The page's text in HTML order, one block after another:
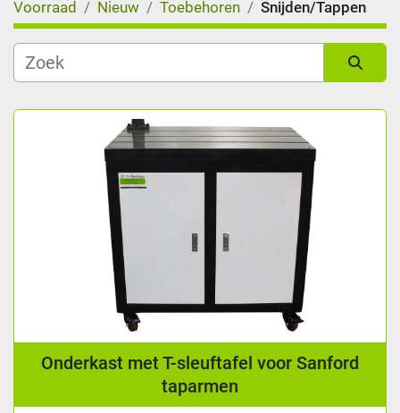
Categorie
Soort
Leeslengte (mm)
Voorraad Nieuw Toebehoren Snijden/Tappen
Onderkast met T-sleuftafel voor Sanford
taparmen